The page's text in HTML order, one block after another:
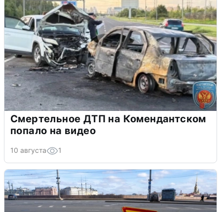
Смертельное ДТП на Комендантском
попало на видео
10 августа 1